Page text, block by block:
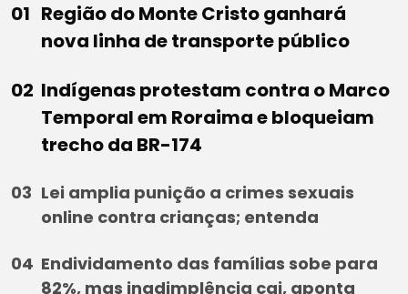
Região do Monte Cristo ganhará
nova linha de transporte público
Indígenas protestam contra o Marco
Temporal em Roraima e bloqueiam
trecho da BR-174
Lei amplia punição a crimes sexuais
online contra crianças; entenda
Endividamento das famílias sobe para
82%, mas inadimplência cai, aponta